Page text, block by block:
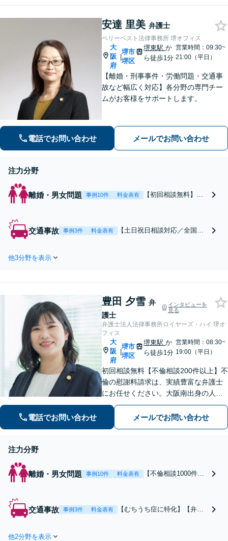
気軽にご相談ください【弁護士費用特
安達 里美 弁護士
ベリーベスト法律事務所 堺オフィス
大
阪
府
|
堺市
堺区
堺東駅か
ら徒歩1分
営業時間：09:30~
21:00（平日）
【離婚・刑事事件・労働問題・交通事
故など幅広く対応】各分野の専門チー
ムがお客様をサポートします。
電話でお問い合わせ メールでお問い合わせ
注力分野
離婚・男女問題 事例10件 料金表有
【初回相談無料】あ
は電話・メールで状
況を丁寧にお聞きし
さい。【リーズナブ
ルな料金設定】
交通事故 事例3件 料金表有
【土日祝日相談対応／全国対
ト！【相談料：初回無料※1】
に、今すぐ相談！
他3分野を表示
豊田 夕雪 弁
護士
インタビューを
見る
弁護士法人法律事務所ロイヤーズ・ハイ 堺オ
フィス
大
阪
府
|
堺市
堺区
堺東駅か
ら徒歩1分
営業時間：08:30~
19:00（平日）
初回相談無料【不倫相談200件以上】不
倫の慰謝料請求は、実績豊富な弁護士
にお任せください。大阪南出身の人情
派弁護士が対応【交通事故も強い】交
通事故に遭われてお困りの方はお気軽
にお電話ください【当日／夜間／休日
電話でお問い合わせ メールでお問い合わせ
注力分野
離婚・男女問題 事例10件 料金表有
【不倫相談1000件以
数】【相談無料】
【完全成功報酬制
交通事故 事例3件 料金表有
【むちうち症に特化】【弁護
他2分野を表示